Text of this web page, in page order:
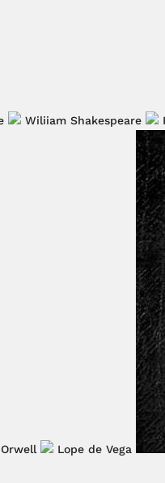
Wiliiam Shakespeare
Lope de Vega